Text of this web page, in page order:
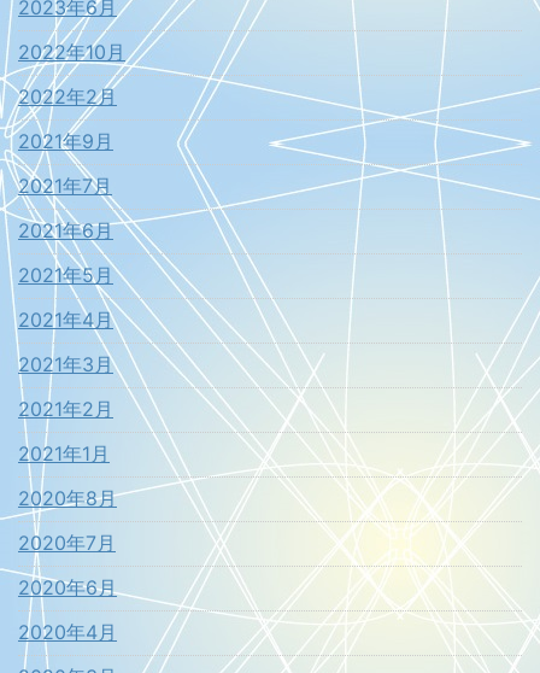
2023年6月
2022年10月
2022年2月
2021年9月
2021年7月
2021年6月
2021年5月
2021年4月
2021年3月
2021年2月
2021年1月
2020年8月
2020年7月
2020年6月
2020年4月